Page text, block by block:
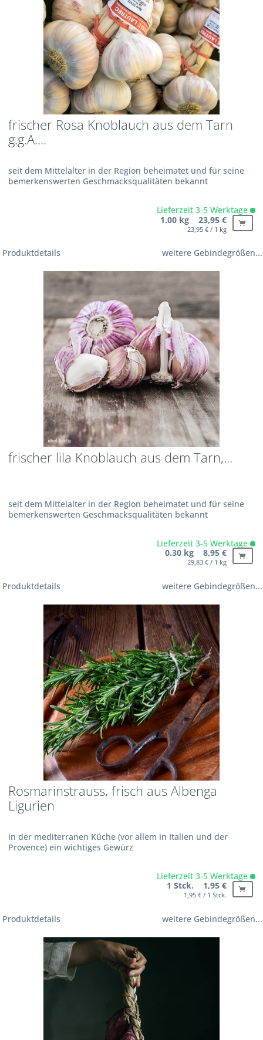
frischer Rosa Knoblauch aus dem Tarn
g.g.A....
seit dem Mittelalter in der Region beheimatet und für seine
bemerkenswerten Geschmacksqualitäten bekannt
Lieferzeit 3-5 Werktage
1.00 kg 23,95 €
23,95 € / 1 kg
Produktdetails weitere Gebindegrößen...
frischer lila Knoblauch aus dem Tarn,...
seit dem Mittelalter in der Region beheimatet und für seine
bemerkenswerten Geschmacksqualitäten bekannt
Lieferzeit 3-5 Werktage
0.30 kg 8,95 €
29,83 € / 1 kg
Produktdetails weitere Gebindegrößen...
Rosmarinstrauss, frisch aus Albenga
Ligurien
in der mediterranen Küche (vor allem in Italien und der
Provence) ein wichtiges Gewürz
Lieferzeit 3-5 Werktage
1 Stck. 1,95 €
1,95 € / 1 Stck.
Produktdetails weitere Gebindegrößen...